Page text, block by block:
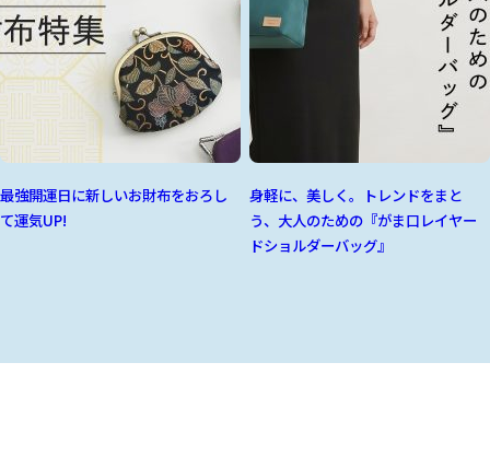
最強開運日に新しいお財布をおろし
て運気UP!
身軽に、美しく。トレンドをまと
う、大人のための『がま口レイヤー
ドショルダーバッグ』